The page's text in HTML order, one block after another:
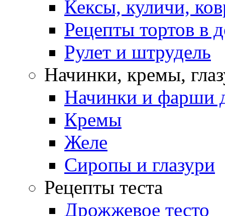
Кексы, куличи,
Рецепты тортов в
Рулет и штрудель
Начинки, кремы,
Начинки и фарши
Кремы
Желе
Сиропы и глазури
Рецепты теста
Дрожжевое тесто